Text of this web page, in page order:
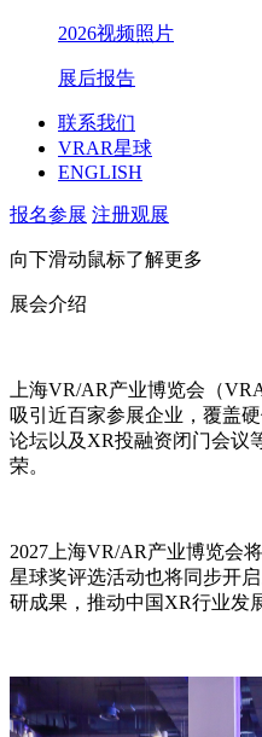
2026视频照片
展后报告
联系我们
VRAR星球
ENGLISH
报名参展 注册观展
向下滑动鼠标了解更多
展会介绍
上海VR/AR产业博览会（
吸引近百家参展企业，覆盖
论坛以及XR投融资闭门会议
荣。
2027上海VR/AR产业博览会
星球奖评选活动也将同步开
研成果，推动中国XR行业发